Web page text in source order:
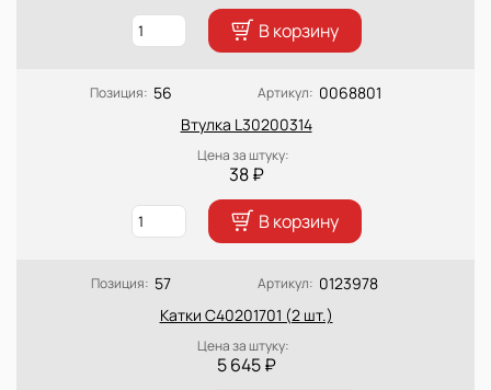
В корзину
Позиция: 56 Артикул: 0068801
Втулка L30200314
Цена за штуку:
38 ₽
В корзину
Позиция: 57 Артикул: 0123978
Катки C40201701 (2 шт.)
Цена за штуку:
5 645 ₽